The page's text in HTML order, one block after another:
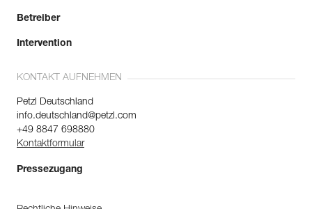
Betreiber
Intervention
KONTAKT AUFNEHMEN
Petzl Deutschland
info.deutschland@petzl.com
+49 8847 698880
Kontaktformular
Pressezugang